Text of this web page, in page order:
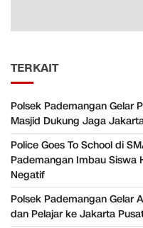
TERKAIT
Polsek Pademangan Gelar
Masjid Dukung Jaga
Police Goes To School di
Pademangan Imbau Siswa
Negatif
Polsek Pademangan Gelar
dan Pelajar ke Jakarta